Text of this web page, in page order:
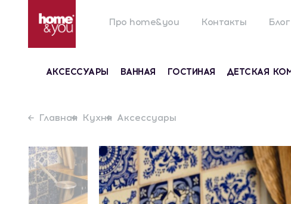
Про home&you Контакты Блог
АКСЕССУАРЫ ВАННАЯ ГОСТИНАЯ ДЕТСКАЯ
Главная Кухня Аксессуары